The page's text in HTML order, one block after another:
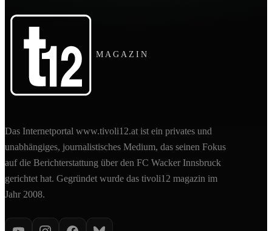
MAGAZIN
Das Internetportal www.tivoli12.at ist ein privates und
unabhängiges, journalistisches Medium, das seinen Fokus
auf die Berichterstattung über den FC Wacker Innsbruck
gerichtet hat. Gegründet wurde das tivoli12 magazin im
Jahr 2008.